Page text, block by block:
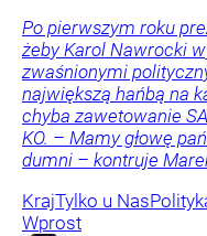
Po pierwszym roku
żeby Karol Nawrocki
zwaśnionymi
największą hańbą na
chyba zawetowanie
KO. – Mamy głowę
dumni – kontruje
KrajTylko u Nas
Wprost